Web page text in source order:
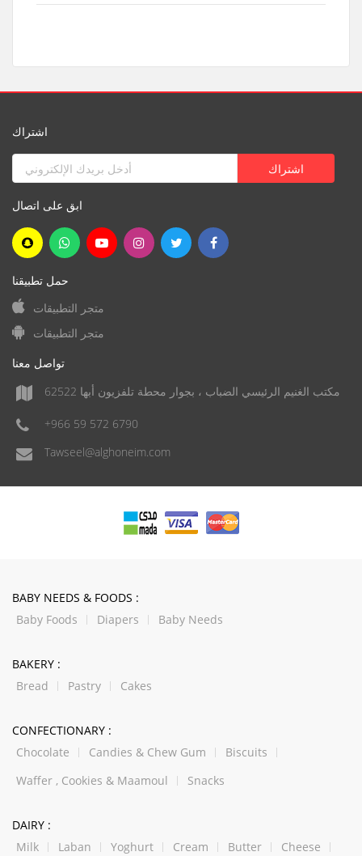
اشتراك
ابق على اتصال
حمل تطبيقنا
متجر التطبيقات
متجر التطبيقات
تواصل معنا
مكتب الغنيم الرئيسي الضباب ، بجوار محطة تلفزيون أبها 62522
+966 59 572 6790
Tawseel@alghoneim.com
BABY NEEDS & FOODS :
Baby Foods
Diapers Baby Needs
BAKERY :
Bread
Pastry Cakes
CONFECTIONARY :
Chocolate
Candies & Chew Gum
Biscuits
Waffer , Cookies & Maamoul
Snacks
DAIRY :
Milk
Laban Yoghurt Cream Butter Cheese